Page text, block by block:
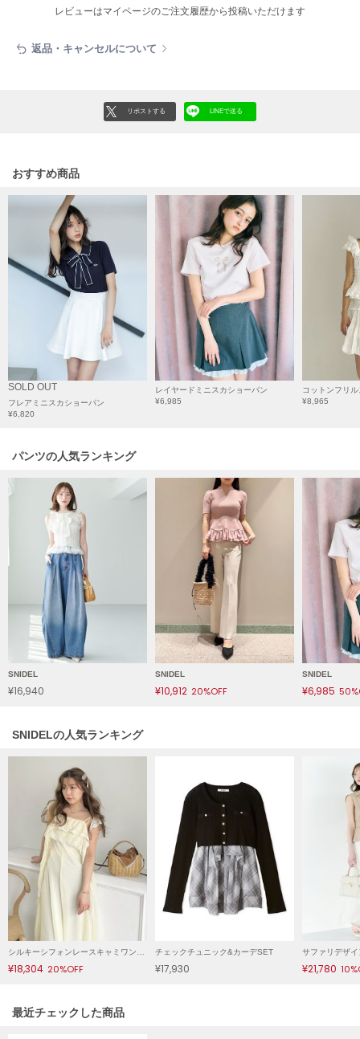
ファーファー
ジェラート ピケ キャットアンドドッグ
gelato pique Sleep
ジェラート ピケ スリープ
GRAMICCI
グラミチ
HUNTER
ハンター
HOKA ONEONE
le coq sportif
ルコックスポルティフ
LeSportsac
LILY BROWN
LILY BROWN Lingerie
リリーブラウンランジェリー
LITTLE UNION TOKYO
リトルユニオン トウキョウ
made of Organics
メイドオブオーガニクス
MICHU COQUETTE
ミースロエ
レビューはマイページのご注文履歴から投稿いただけます
返品・キャンセルについて
リポストする LINEで送る
おすすめ商品
SOLD OUT
フレアミニスカショーパン
¥6,820
レイヤードミニスカショーパン
¥6,985
コットンフリ
¥8,965
パンツの人気ランキング
SNIDEL
¥16,940
SNIDEL
¥10,912 20%OFF
SNIDEL
¥6,985
SNIDELの人気ランキング
シルキーシフォンレースキャミワンピース
¥18,304 20%OFF
チェックチュニック&カーデSET
¥17,930 ¥21,780
関連記事
最近チェックした商品